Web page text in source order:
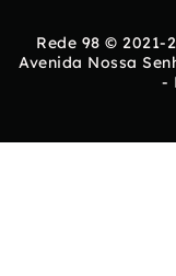
Rede 98 © 2021-
Avenida Nossa
-